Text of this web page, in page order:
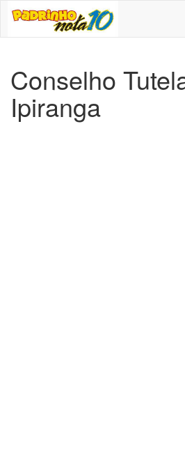
Conselho
Ipiranga